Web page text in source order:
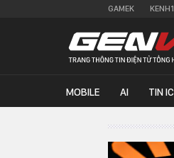
GAMEK
MOBILE AI TIN